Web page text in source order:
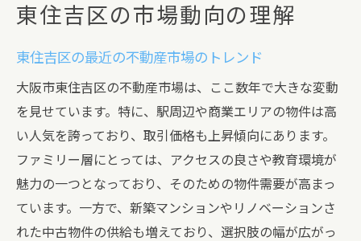
東住吉区の市場動向の理解
東住吉区の最近の不動産市場のトレンド
大阪市東住吉区の不動産市場は、ここ数年で大きな変動
を見せています。特に、駅周辺や商業エリアの物件は高
い人気を誇っており、取引価格も上昇傾向にあります。
ファミリー層にとっては、アクセスの良さや教育環境が
魅力の一つとなっており、そのための物件需要が高まっ
ています。一方で、新築マンションやリノベーションさ
れた中古物件の供給も増えており、選択肢の幅が広がっ